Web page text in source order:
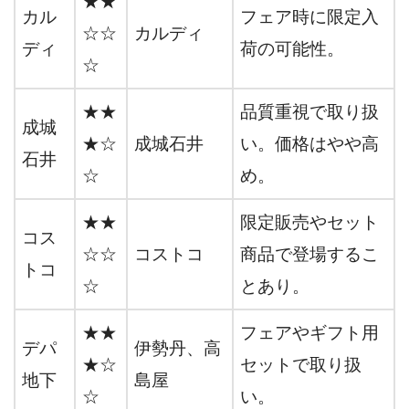
カル
ディ
☆☆
☆
カルディ
フェア時に限定入
荷の可能性。
成城
石井
★★
★☆
☆
成城石井
品質重視で取り扱
い。価格はやや高
め。
コス
トコ
★★
☆☆
☆
コストコ
限定販売やセット
商品で登場するこ
とあり。
デパ
地下
★★
★☆
☆
伊勢丹、高
島屋
フェアやギフト用
セットで取り扱
い。